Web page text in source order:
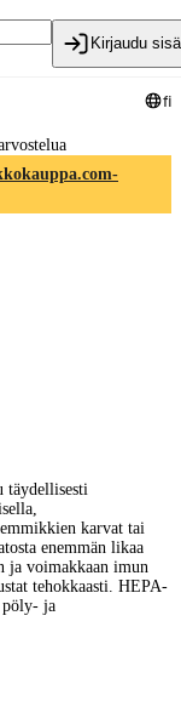
Kirjaudu
fi
täydellisesti
karvat tai
enemmän likaa
ja voimakkaan imun
tehokkaasti. HEPA-
pöly- ja